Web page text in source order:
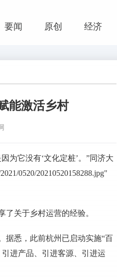
要闻 原创 经济
能激活乡村
为它没有‘文化定桩’。”同济大
0520/20210520158288.jpg"
关于乡村运营的经验。
据悉，此前杭州已启动实施“百
进产品、引进客源、引进运